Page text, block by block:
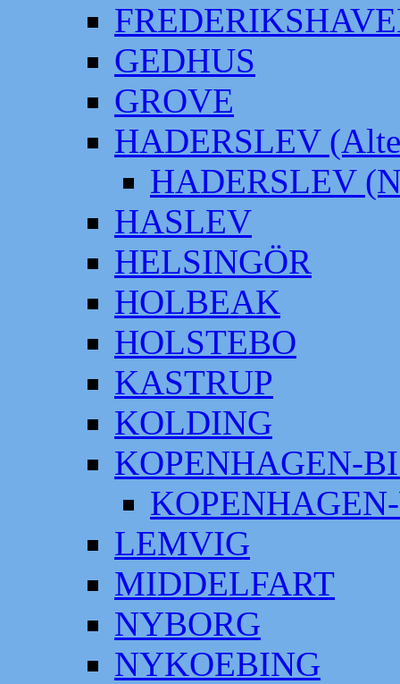
GEDHUS
GROVE
HADERSLEV
HADERSLEV
HASLEV
HELSINGÖR
HOLBEAK
HOLSTEBO
KASTRUP
KOLDING
KOPENHAGEN-
LEMVIG
MIDDELFART
NYBORG
NYKOEBING